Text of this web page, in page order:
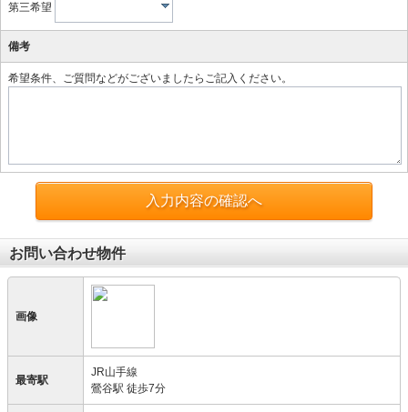
第三希望
備考
希望条件、ご質問などがございましたらご記入ください。
入力内容の確認へ
お問い合わせ物件
画像
最寄駅
JR山手線
鶯谷駅 徒歩7分